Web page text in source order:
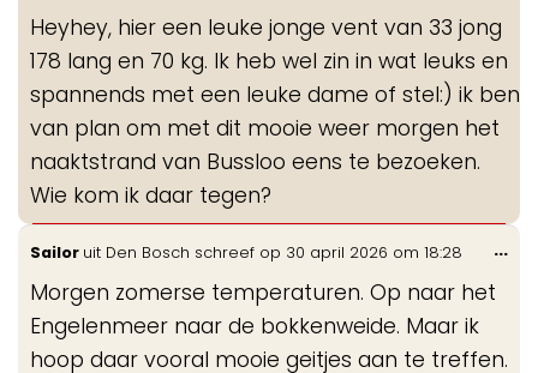
Heyhey, hier een leuke jonge vent van 33 jong
178 lang en 70 kg. Ik heb wel zin in wat leuks en
spannends met een leuke dame of stel:) ik ben
van plan om met dit mooie weer morgen het
naaktstrand van Bussloo eens te bezoeken.
Wie kom ik daar tegen?
Sailor uit Den Bosch schreef op 30 april 2026 om 18:28
Morgen zomerse temperaturen. Op naar het
Engelenmeer naar de bokkenweide. Maar ik
hoop daar vooral mooie geitjes aan te treffen.
...